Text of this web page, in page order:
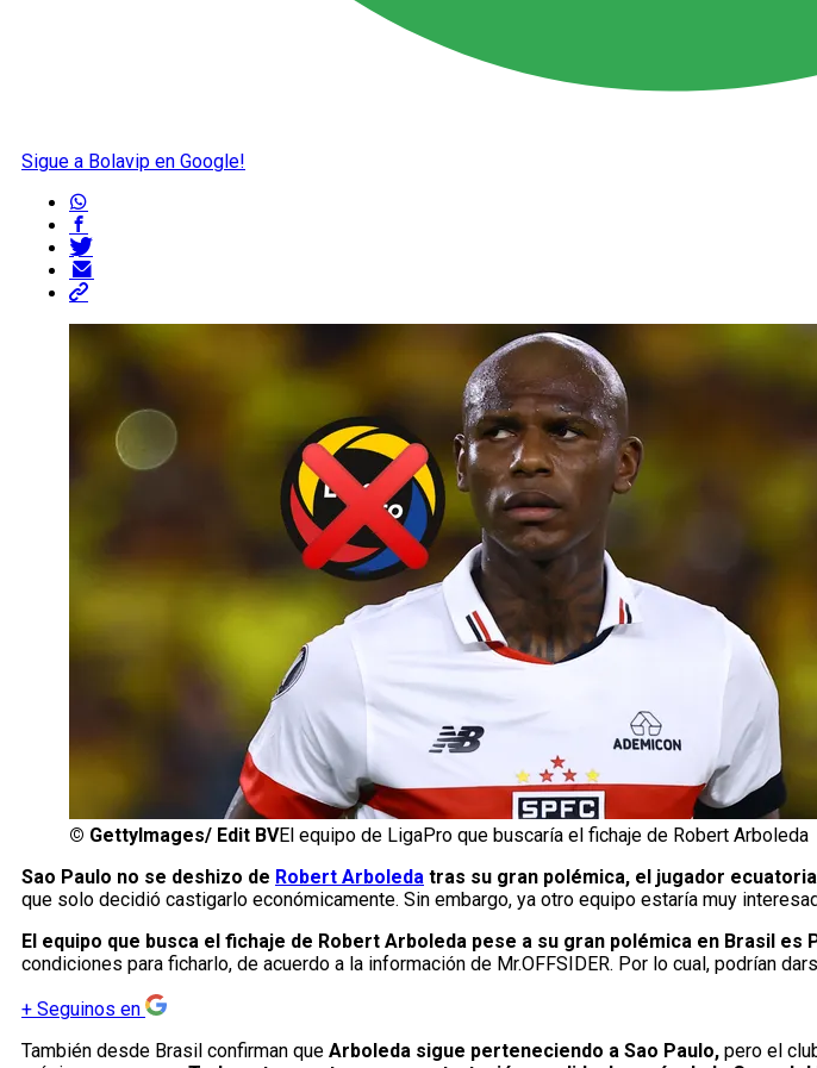
Sigue a Bolavip en Google!
© GettyImages/ Edit BVEl equipo de LigaPro que buscaría el fichaje de Robert Arboleda
Sao Paulo no se deshizo de Robert Arboleda tras su gran polémica, el jugador
que solo decidió castigarlo económicamente. Sin embargo, ya otro equipo estaría muy
El equipo que busca el fichaje de Robert Arboleda pese a su gran polémica en Brasil es
condiciones para ficharlo, de acuerdo a la información de Mr.OFFSIDER. Por lo cual, podrían
+ Seguinos en
También desde Brasil confirman que Arboleda sigue perteneciendo a Sao Paulo, pero el